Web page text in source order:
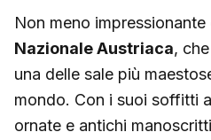
Non meno impressionante
Nazionale Austriaca,
una delle sale più
mondo. Con i suoi soffitti
ornate e antichi